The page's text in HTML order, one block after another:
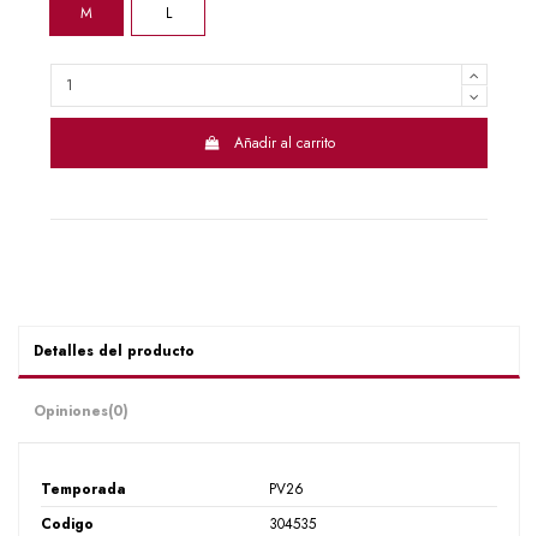
M
L
Añadir al carrito
Detalles del producto
Opiniones(0)
Temporada
PV26
Codigo
304535